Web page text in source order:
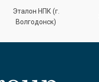
Эталон НПК (г.
Волгодонск)